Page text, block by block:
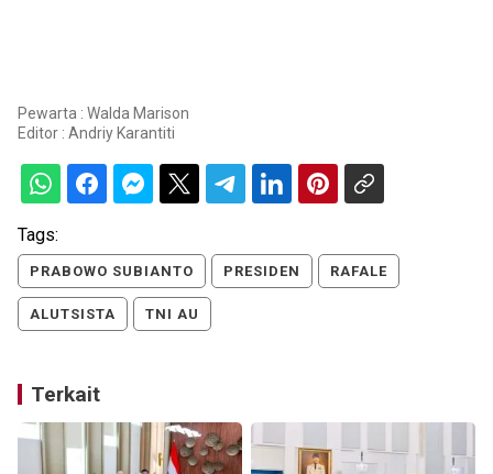
Pewarta : Walda Marison
Editor : Andriy Karantiti
Tags:
PRABOWO SUBIANTO PRESIDEN RAFALE
ALUTSISTA TNI AU
Terkait